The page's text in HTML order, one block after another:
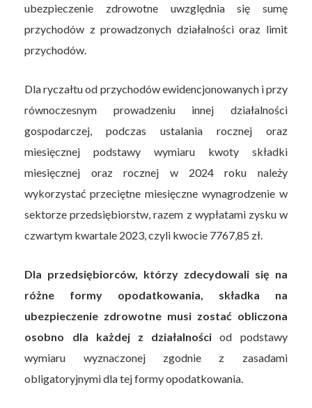
ubezpieczenie zdrowotne uwzględnia się sumę
przychodów z prowadzonych działalności oraz limit
przychodów.
Dla ryczałtu od przychodów ewidencjonowanych i przy
równoczesnym prowadzeniu innej działalności
gospodarczej, podczas ustalania rocznej oraz
miesięcznej podstawy wymiaru kwoty składki
miesięcznej oraz rocznej w 2024 roku należy
wykorzystać przeciętne miesięczne wynagrodzenie w
sektorze przedsiębiorstw, razem z wypłatami zysku w
czwartym kwartale 2023, czyli kwocie 7767,85 zł.
Dla przedsiębiorców, którzy zdecydowali się na
różne formy opodatkowania, składka na
ubezpieczenie zdrowotne musi zostać obliczona
osobno dla każdej z działalności od podstawy
wymiaru wyznaczonej zgodnie z zasadami
obligatoryjnymi dla tej formy opodatkowania.